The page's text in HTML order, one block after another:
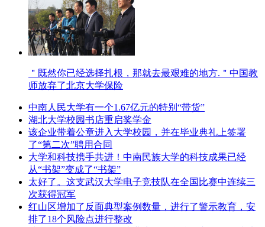
＂既然你已经选择扎根，那就去最艰难的地方.＂中国教
师放弃了北京大学保险
中南人民大学有一个1.67亿元的特别“带货”
湖北大学校园书店重启奖学金
该企业带着公章进入大学校园，并在毕业典礼上签署
了“第二次”聘用合同
大学和科技携手共进！中南民族大学的科技成果已经
从“书架”变成了“书架”
太好了。这支武汉大学电子竞技队在全国比赛中连续三
次获得冠军
红山区增加了反面典型案例数量，进行了警示教育，安
排了18个风险点进行整改